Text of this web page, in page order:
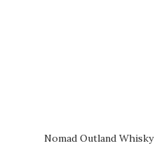
Nomad Outland Whisky